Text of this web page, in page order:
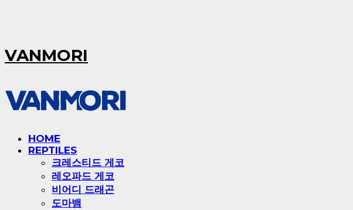
VANMORI
HOME
REPTILES
크레스티드 게코
레오파드 게코
비어디 드래곤
도마뱀